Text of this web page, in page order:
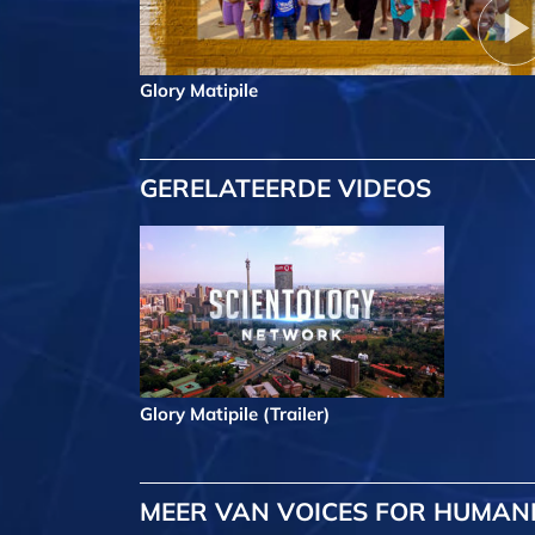
Glory Matipile
GERELATEERDE VIDEOS
Glory Matipile (Trailer)
MEER VAN VOICES FOR